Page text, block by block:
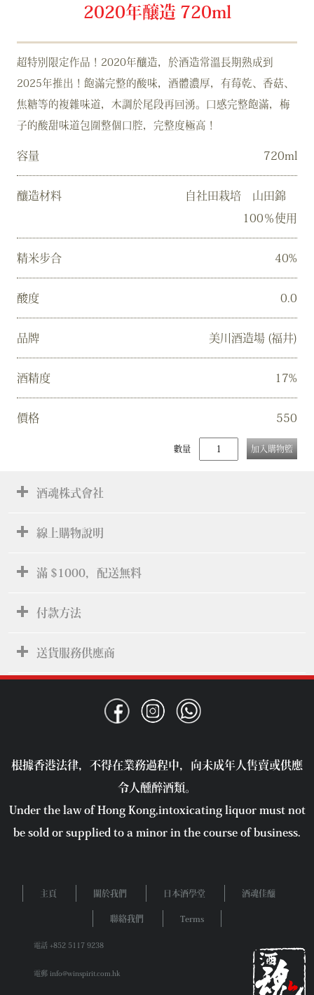
數量 加入購物籃
2020年醸造 720ml
超特別限定作品！2020年釀造，於酒造常溫長期熟成到
2025年推出！飽滿完整的酸味，酒體濃厚，有莓乾、香菇、
焦糖等的複雜味道，木調於尾段再回湧。口感完整飽滿，梅
子的酸甜味道包圍整個口腔，完整度極高！
容量 720ml
釀造材料
自社田栽培 山田錦
100％使用
精米步合 40%
酸度 0.0
品牌 美川酒造場 (福井)
酒精度 17%
價格 550
酒魂株式會社
線上購物說明
滿 $1000，配送無料
付款方法
送貨服務供應商
根據香港法律，不得在業務過程中，向未成年人售賣或供應
令人醺醉酒類。
Under the law of Hong Kong,intoxicating liquor must not
be sold or supplied to a minor in the course of business.
主頁 關於我們 日本酒學堂 酒魂佳釀
聯絡我們 Terms
電話 +852 5117 9238
電郵 info@winspirit.com.hk